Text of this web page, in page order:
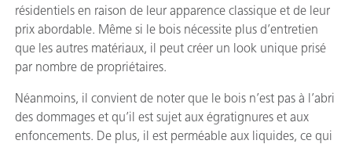
résidentiels en raison de leur apparence classique et de leur
prix abordable. Même si le bois nécessite plus d’entretien
que les autres matériaux, il peut créer un look unique prisé
par nombre de propriétaires.
Néanmoins, il convient de noter que le bois n’est pas à l’abri
des dommages et qu’il est sujet aux égratignures et aux
enfoncements. De plus, il est perméable aux liquides, ce qui